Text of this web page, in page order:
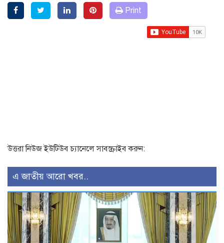
Print
উত্তরা নিউজ ইউটিউব চ্যানেলে সাবস্ক্রাইব করুন:
এ জাতীয় আরো খবর..